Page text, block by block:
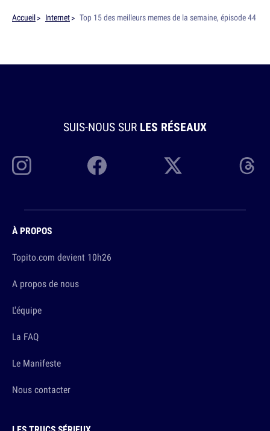
Accueil Internet Top 15 des meilleurs memes de la semaine, épisode 44
SUIS-NOUS SUR LES RÉSEAUX
À PROPOS
Topito.com devient 10h26
A propos de nous
L'équipe
La FAQ
Le Manifeste
Nous contacter